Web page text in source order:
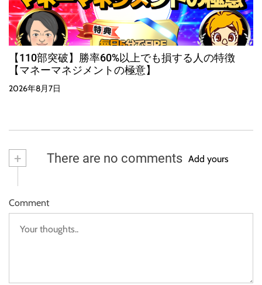
【110部突破】勝率60%以上でも損する人の特徴
【マネーマネジメントの極意】
2026年8月7日
+ There are no comments Add yours
Comment